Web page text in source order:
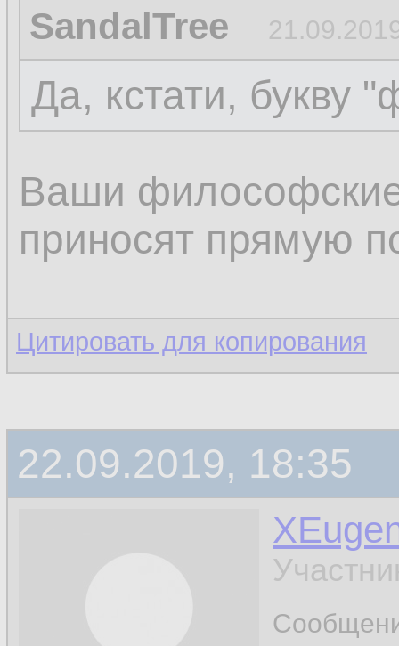
SandalTree
Да, кстати, букву
Ваши
приносят прямую
Цитировать для копирования
22.09.2019, 18:35